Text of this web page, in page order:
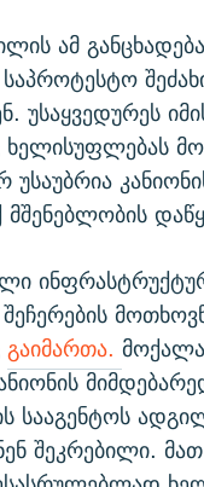
ამ
უსაყვედურეს
მშენებლობის
გაიმართა.
სააგენტოს
შეკრებილი.